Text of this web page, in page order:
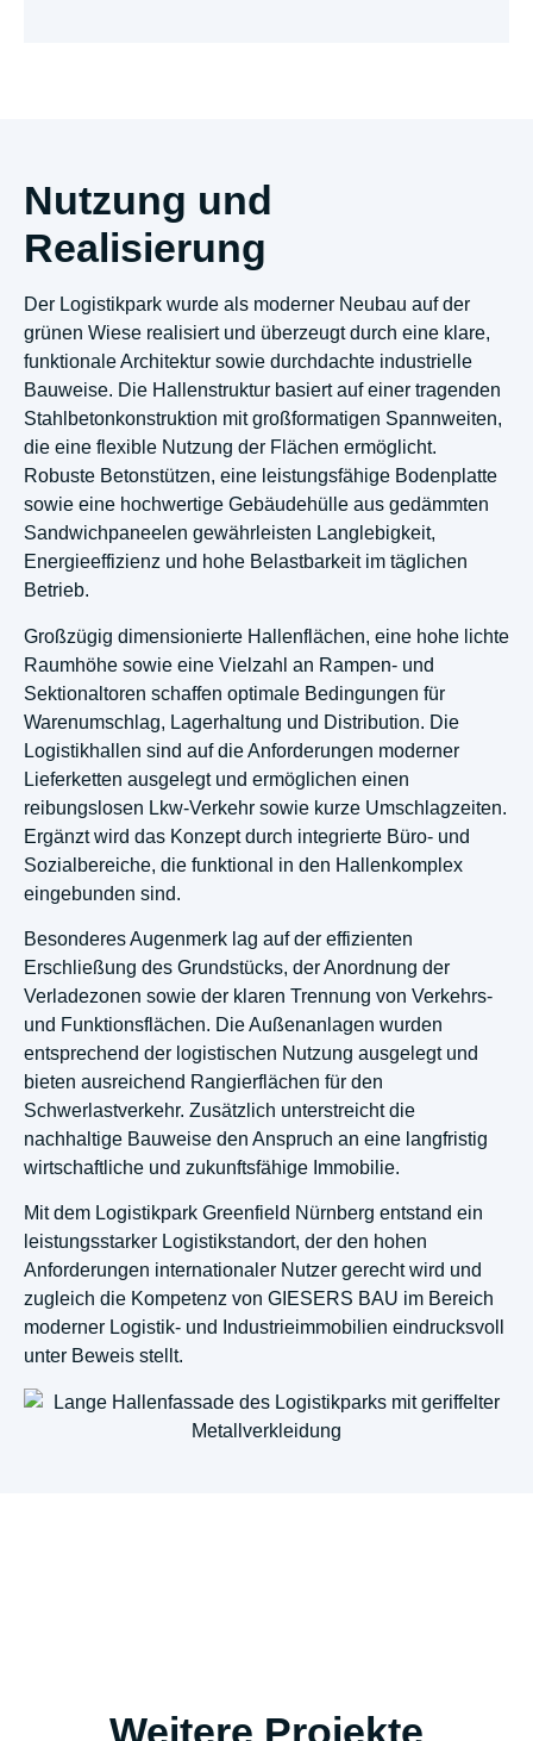
Nutzung und
Realisierung
Der Logistikpark wurde als moderner Neubau auf der
grünen Wiese realisiert und überzeugt durch eine klare,
funktionale Architektur sowie durchdachte industrielle
Bauweise. Die Hallenstruktur basiert auf einer tragenden
Stahlbetonkonstruktion mit großformatigen Spannweiten,
die eine flexible Nutzung der Flächen ermöglicht.
Robuste Betonstützen, eine leistungsfähige Bodenplatte
sowie eine hochwertige Gebäudehülle aus gedämmten
Sandwichpaneelen gewährleisten Langlebigkeit,
Energieeffizienz und hohe Belastbarkeit im täglichen
Betrieb.
Großzügig dimensionierte Hallenflächen, eine hohe lichte
Raumhöhe sowie eine Vielzahl an Rampen- und
Sektionaltoren schaffen optimale Bedingungen für
Warenumschlag, Lagerhaltung und Distribution. Die
Logistikhallen sind auf die Anforderungen moderner
Lieferketten ausgelegt und ermöglichen einen
reibungslosen Lkw-Verkehr sowie kurze Umschlagzeiten.
Ergänzt wird das Konzept durch integrierte Büro- und
Sozialbereiche, die funktional in den Hallenkomplex
eingebunden sind.
Besonderes Augenmerk lag auf der effizienten
Erschließung des Grundstücks, der Anordnung der
Verladezonen sowie der klaren Trennung von Verkehrs-
und Funktionsflächen. Die Außenanlagen wurden
entsprechend der logistischen Nutzung ausgelegt und
bieten ausreichend Rangierflächen für den
Schwerlastverkehr. Zusätzlich unterstreicht die
nachhaltige Bauweise den Anspruch an eine langfristig
wirtschaftliche und zukunftsfähige Immobilie.
Mit dem Logistikpark Greenfield Nürnberg entstand ein
leistungsstarker Logistikstandort, der den hohen
Anforderungen internationaler Nutzer gerecht wird und
zugleich die Kompetenz von GIESERS BAU im Bereich
moderner Logistik- und Industrieimmobilien eindrucksvoll
unter Beweis stellt.
Weitere Projekte